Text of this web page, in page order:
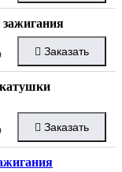
Заказать
Заказать